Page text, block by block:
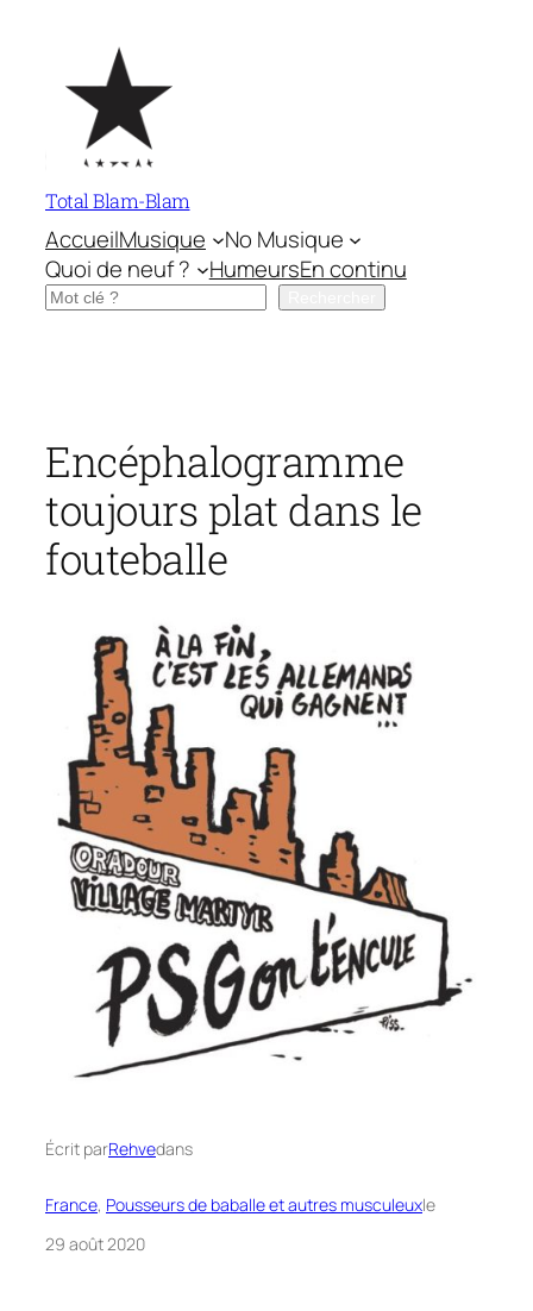
contenu
Total Blam-Blam
AccueilMusique
No Musique
Quoi de neuf ?
HumeursEn continu
Rechercher
Encéphalogramme
toujours plat dans le
fouteballe
Écrit parRehvedans
France, Pousseurs de baballe et autres musculeuxle
29 août 2020